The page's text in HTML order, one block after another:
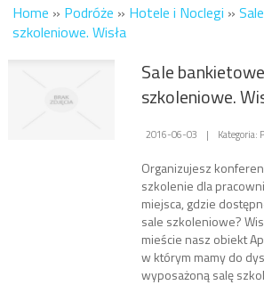
Home » Podróże » Hotele i Noclegi »
szkoleniowe. Wisła
Sale
szkoleniowe.
2016-06-03 | Kategoria:
Organizujesz
szkolenie dla
miejsca, gdzie
sale szkoleniowe?
mieście nasz obiekt
w którym mamy do
wyposażoną salę